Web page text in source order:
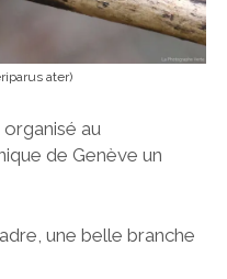
ater)
au
de Genève un
une belle branche